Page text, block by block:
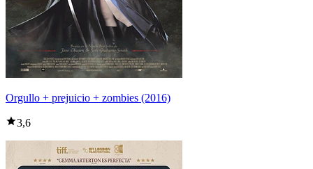
Orgullo + prejuicio + zombies (2016)
3,6